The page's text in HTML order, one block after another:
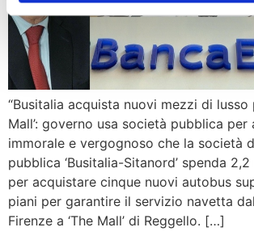
“Busitalia acquista nuovi mezzi di lusso
Mall’: governo usa società pubblica per
immorale e vergognoso che la società
pubblica ‘Busitalia-Sitanord’ spenda
per acquistare cinque nuovi autobus
piani per garantire il servizio navetta
Firenze a ‘The Mall’ di Reggello. […]